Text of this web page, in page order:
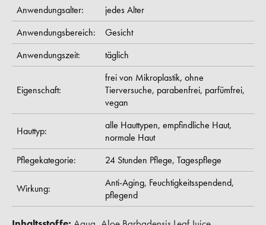
Anwendungsalter:
jedes Alter
Anwendungsbereich:
Gesicht
Anwendungszeit:
täglich
Eigenschaft:
frei von Mikroplastik, ohne
Tierversuche, parabenfrei, parfümfrei,
vegan
Hauttyp: alle Hauttypen, empfindliche Haut,
normale Haut
Pflegekategorie:
24 Stunden Pflege, Tagespflege
Wirkung: Anti-Aging, Feuchtigkeitsspendend,
pflegend